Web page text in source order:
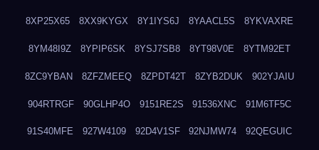
8XP25X65 8XX9KYGX 8Y1IYS6J 8YAACL5S 8YKVAXRE
8YM48I9Z 8YPIP6SK 8YSJ7SB8 8YT98V0E 8YTM92ET
8ZC9YBAN 8ZFZMEEQ 8ZPDT42T 8ZYB2DUK 902YJAIU
904RTRGF 90GLHP4O 9151RE2S 91536XNC 91M6TF5C
91S40MFE 927W4109 92D4V1SF 92NJMW74 92QEGUIC